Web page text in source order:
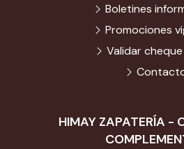
HIMAY ZAPATERÍA -
Boletines
Promociones
Validar